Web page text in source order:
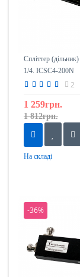
Спліттер
1/4. ICSC4-200N
2
1 259грн.
1 812грн.
На складі
-36%